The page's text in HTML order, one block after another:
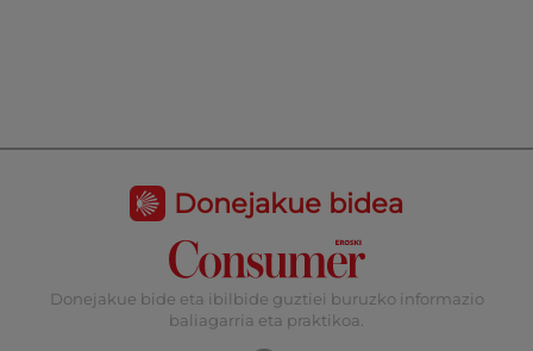
Donejakue bidea
Donejakue bide eta ibilbide guztiei buruzko informazio
baliagarria eta praktikoa.